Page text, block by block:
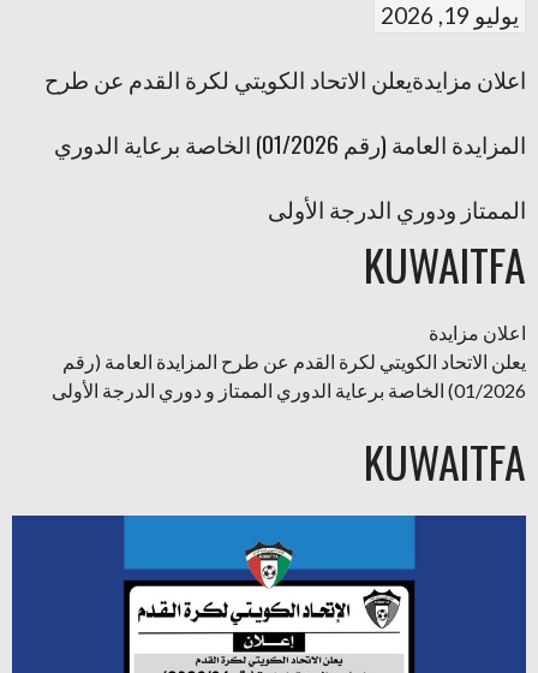
يوليو 19, 2026
اعلان مزايدةيعلن الاتحاد الكويتي لكرة القدم عن طرح
المزايدة العامة (رقم 01/2026) الخاصة برعاية الدوري
الممتاز ودوري الدرجة الأولى
KUWAITFA
اعلان مزايدة
يعلن الاتحاد الكويتي لكرة القدم عن طرح المزايدة العامة (رقم
01/2026) الخاصة برعاية الدوري الممتاز و دوري الدرجة الأولى
KUWAITFA